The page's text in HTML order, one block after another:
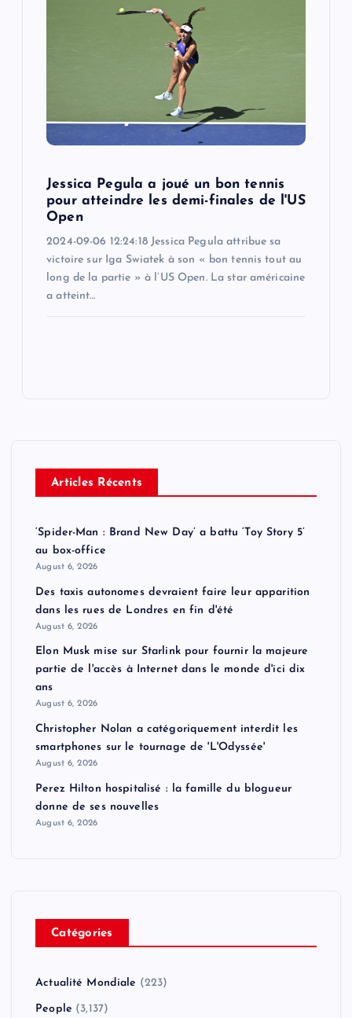
Jessica Pegula a joué un bon tennis
pour atteindre les demi-finales de l'US
Open
2024-09-06 12:24:18 Jessica Pegula attribue sa
victoire sur Iga Swiatek à son « bon tennis tout au
long de la partie » à l’US Open. La star américaine
a atteint…
Articles Récents
‘Spider-Man : Brand New Day’ a battu ‘Toy Story 5’
au box-office
August 6, 2026
Des taxis autonomes devraient faire leur apparition
dans les rues de Londres en fin d'été
August 6, 2026
Elon Musk mise sur Starlink pour fournir la majeure
partie de l'accès à Internet dans le monde d'ici dix
ans
August 6, 2026
Christopher Nolan a catégoriquement interdit les
smartphones sur le tournage de 'L'Odyssée'
August 6, 2026
Perez Hilton hospitalisé : la famille du blogueur
donne de ses nouvelles
August 6, 2026
Catégories
Actualité Mondiale (223)
People (3,137)